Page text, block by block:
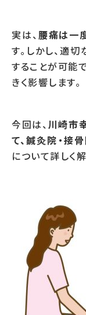
実は、腰痛は一
す。しかし、適
することが可能で
きく影響します。
今回は、川崎市
て、鍼灸院・接
について詳しく